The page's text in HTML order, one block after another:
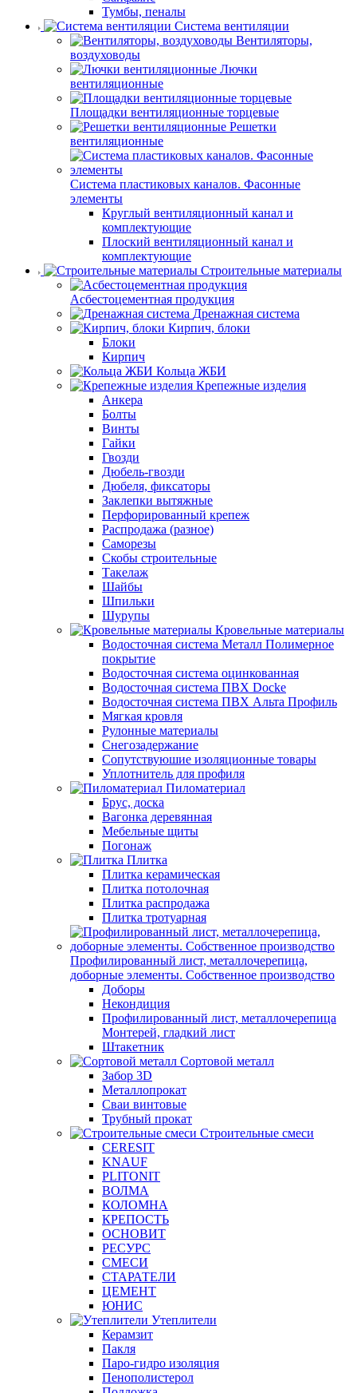
Тумбы, пеналы
Система вентиляции
Вентиляторы,
воздуховоды
Лючки
вентиляционные
Площадки вентиляционные торцевые
Решетки
вентиляционные
Система пластиковых каналов. Фасонные
элементы
Круглый вентиляционный канал и
комплектующие
Плоский вентиляционный канал и
комплектующие
Строительные материалы
Асбестоцементная продукция
Дренажная система
Кирпич, блоки
Блоки
Кирпич
Кольца ЖБИ
Крепежные изделия
Анкера
Болты
Винты
Гайки
Гвозди
Дюбель-гвозди
Дюбеля, фиксаторы
Заклепки вытяжные
Перфорированный крепеж
Распродажа (разное)
Саморезы
Скобы строительные
Такелаж
Шайбы
Шпильки
Шурупы
Кровельные материалы
Водосточная система Металл Полимерное
покрытие
Водосточная система оцинкованная
Водосточная система ПВХ Docke
Водосточная система ПВХ Альта Профиль
Мягкая кровля
Рулонные материалы
Снегозадержание
Сопутствуюшие изоляционные товары
Уплотнитель для профиля
Пиломатериал
Брус, доска
Вагонка деревянная
Мебельные щиты
Погонаж
Плитка
Плитка керамическая
Плитка потолочная
Плитка распродажа
Плитка тротуарная
Профилированный лист, металлочерепица,
доборные элементы. Собственное производство
Доборы
Некондиция
Профилированный лист, металлочерепица
Монтерей, гладкий лист
Штакетник
Сортовой металл
Забор 3D
Металлопрокат
Сваи винтовые
Трубный прокат
Строительные смеси
CERESIT
KNAUF
PLITONIT
ВОЛМА
КОЛОМНА
КРЕПОСТЬ
ОСНОВИТ
РЕСУРС
СМЕСИ
СТАРАТЕЛИ
ЦЕМЕНТ
ЮНИС
Утеплители
Керамзит
Пакля
Паро-гидро изоляция
Пенополистерол